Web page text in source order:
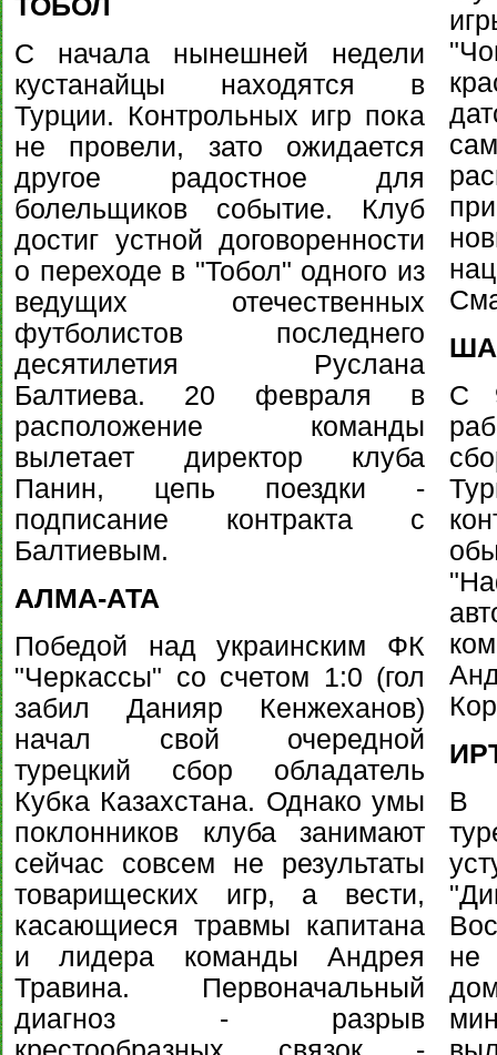
ТОБОЛ
С начала нынешней недели
кустанайцы находятся в
Турции. Контрольных игр пока
не провели, зато ожидается
другое радостное для
болельщиков событие. Клуб
достиг устной договоренности
о переходе в "Тобол" одного из
ведущих отечественных
футболистов последнего
десятилетия Руслана
Балтиева. 20 февраля в
расположение команды
вылетает директор клуба
Панин, цепь поездки -
подписание контракта с
Балтиевым.
АЛМА-АТА
Победой над украинским ФК
"Черкассы" со счетом 1:0 (гол
забил Данияр Кенжеханов)
начал свой очередной
турецкий сбор обладатель
Кубка Казахстана. Однако умы
поклонников клуба занимают
сейчас совсем не результаты
товарищеских игр, а вести,
касающиеся травмы капитана
и лидера команды Андрея
Травина. Первоначальный
диагноз - разрыв
С
В
не